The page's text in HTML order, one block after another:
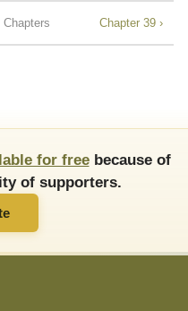
Chapter 39 ›
for freebecause of
of supporters.